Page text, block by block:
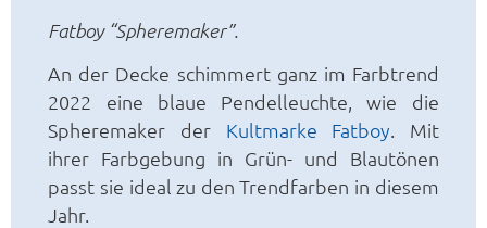
Fatboy “Spheremaker”.
An der Decke schimmert ganz im Farbtrend
2022 eine blaue Pendelleuchte, wie die
Spheremaker der Kultmarke Fatboy. Mit
ihrer Farbgebung in Grün- und Blautönen
passt sie ideal zu den Trendfarben in diesem
Jahr.